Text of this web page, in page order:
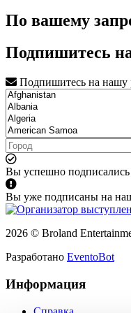
По вашему
Подпишитесь
Подпишитесь на нашу
Вы успешно
Вы уже подписаны на
2026 © Broland
Разработано EventoBot
Информация